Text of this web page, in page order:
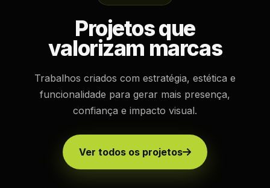
Projetos que
valorizam marcas
Trabalhos criados com estratégia, estética e
funcionalidade para gerar mais presença,
confiança e impacto visual.
Ver todos os projetos